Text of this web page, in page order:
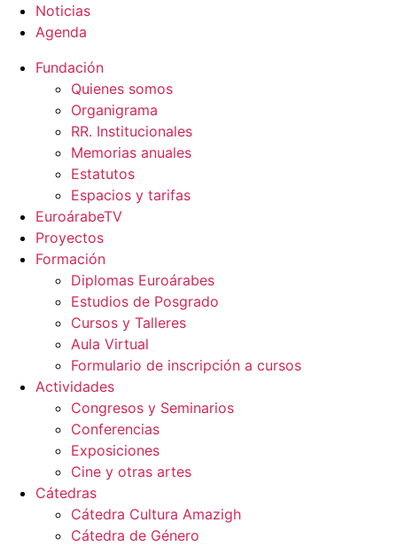
Noticias
Agenda
Fundación
Quienes somos
Organigrama
RR. Institucionales
Memorias anuales
Estatutos
Espacios y tarifas
EuroárabeTV
Proyectos
Formación
Diplomas Euroárabes
Estudios de Posgrado
Cursos y Talleres
Aula Virtual
Formulario de inscripción a cursos
Actividades
Congresos y Seminarios
Conferencias
Exposiciones
Cine y otras artes
Cátedras
Cátedra Cultura Amazigh
Cátedra de Género